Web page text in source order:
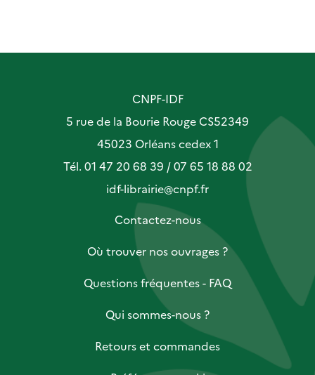
CNPF-IDF
5 rue de la Bourie Rouge CS52349
45023 Orléans cedex 1
Tél. 01 47 20 68 39 / 07 65 18 88 02
idf-librairie@cnpf.fr
Contactez-nous
Où trouver nos ouvrages ?
Questions fréquentes - FAQ
Qui sommes-nous ?
Retours et commandes